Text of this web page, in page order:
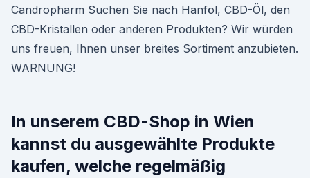
Candropharm Suchen Sie nach Hanföl, CBD-Öl, den
CBD-Kristallen oder anderen Produkten? Wir würden
uns freuen, Ihnen unser breites Sortiment anzubieten.
WARNUNG!
In unserem CBD-Shop in Wien
kannst du ausgewählte Produkte
kaufen, welche regelmäßig